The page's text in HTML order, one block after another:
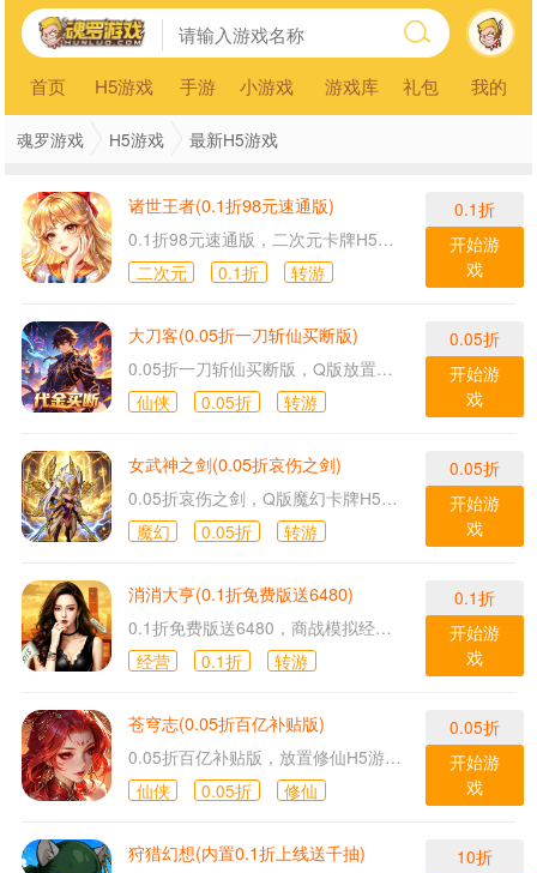
首页 H5游戏 手游 小游戏 游戏库 礼包 我的
魂罗游戏 H5游戏 最新H5游戏
诸世王者(0.1折98元速通版)
0.1折98元速通版，二次元卡牌H5游戏！
二次元
0.1折 转游
0.1折
开始游
戏
大刀客(0.05折一刀斩仙买断版)
0.05折一刀斩仙买断版，Q版放置仙侠H5游戏！
仙侠
0.05折 转游
0.05折
开始游
戏
女武神之剑(0.05折哀伤之剑)
0.05折哀伤之剑，Q版魔幻卡牌H5游戏！
魔幻
0.05折 转游
0.05折
开始游
戏
消消大亨(0.1折免费版送6480)
0.1折免费版送6480，商战模拟经营H5游戏！
经营
0.1折 转游
0.1折
开始游
戏
苍穹志(0.05折百亿补贴版)
0.05折百亿补贴版，放置修仙H5游戏！
仙侠
0.05折 修仙
0.05折
开始游
戏
狩猎幻想(内置0.1折上线送千抽)
10折